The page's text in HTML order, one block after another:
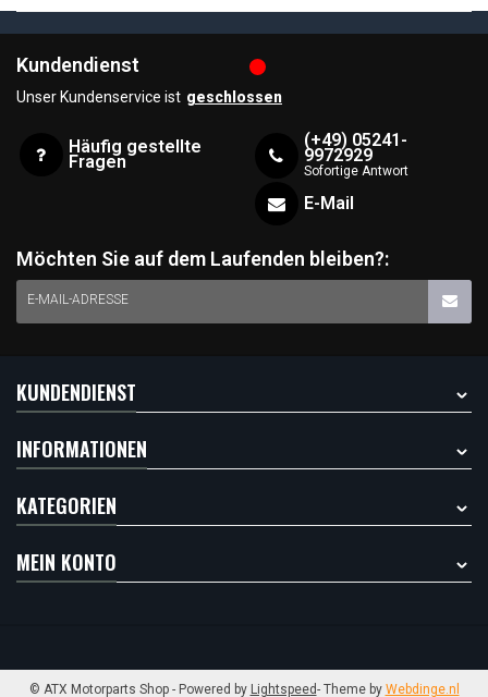
Kundendienst
Unser Kundenservice ist geschlossen
Häufig gestellte
Fragen
(+49) 05241-
9972929
Sofortige Antwort
E-Mail
Möchten Sie auf dem Laufenden bleiben?:
E-MAIL-ADRESSE
KUNDENDIENST
INFORMATIONEN
KATEGORIEN
MEIN KONTO
© ATX Motorparts Shop - Powered by Lightspeed- Theme by Webdinge.nl